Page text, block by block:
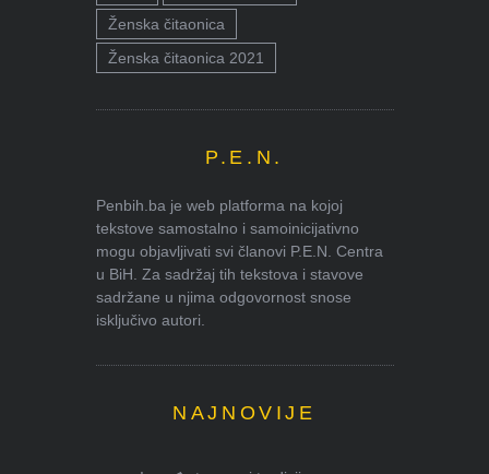
Ženska čitaonica
Ženska čitaonica 2021
P.E.N.
Penbih.ba je web platforma na kojoj
tekstove samostalno i samoinicijativno
mogu objavljivati svi članovi P.E.N. Centra
u BiH. Za sadržaj tih tekstova i stavove
sadržane u njima odgovornost snose
isključivo autori.
NAJNOVIJE